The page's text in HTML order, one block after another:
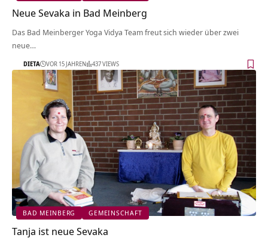
Neue Sevaka in Bad Meinberg
Das Bad Meinberger Yoga Vidya Team freut sich wieder über zwei
neue…
DIETA VOR 15 JAHREN 437 VIEWS
BAD MEINBERG GEMEINSCHAFT
Tanja ist neue Sevaka